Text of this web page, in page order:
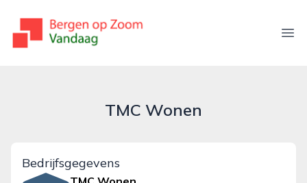
bergenopzoomvandaag.nl
TMC Wonen
Bedrijfsgegevens